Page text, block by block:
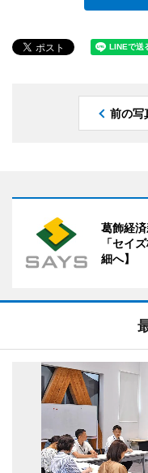
前の写
葛飾経
「セイ
細へ】